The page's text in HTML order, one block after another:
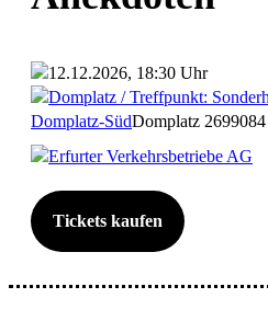
12.12.2026, 18:30 Uhr
Domplatz / Treffpunkt:
Domplatz-SüdDomplatz 2699084
Erfurter Verkehrsbetriebe AG
Tickets kaufen